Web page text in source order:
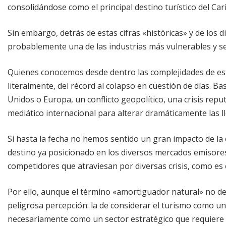
consolidándose como el principal destino turístico del
Sin embargo, detrás de estas cifras «históricas» y de
probablemente una de las industrias más vulnerables y
Quienes conocemos desde dentro las complejidades de
literalmente, del récord al colapso en cuestión de días.
Unidos o Europa, un conflicto geopolítico, una crisis
mediático internacional para alterar dramáticamente las
Si hasta la fecha no hemos sentido un gran impacto de
destino ya posicionado en los diversos mercados
competidores que atraviesan por diversas crisis, como es
Por ello, aunque el término «amortiguador natural» no
peligrosa percepción: la de considerar el turismo como
necesariamente como un sector estratégico que